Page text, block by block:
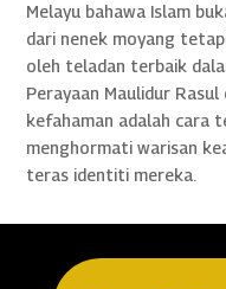
Melayu bahawa Islam
dari nenek moyang
oleh teladan terbaik
Perayaan Maulidur
kefahaman adalah cara
menghormati warisan
teras identiti mereka.